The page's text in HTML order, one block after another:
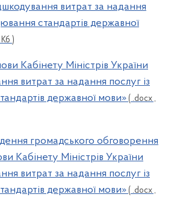
витрат за надання
стандартів державної
)
Кабінету Міністрів України
витрат за надання послуг із
державної мови» ( .docx ,
громадського обговорення
Кабінету Міністрів України
витрат за надання послуг із
державної мови» ( .docx ,